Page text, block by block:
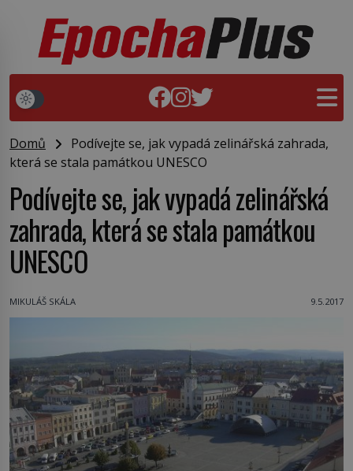
Domů
Podívejte se, jak vypadá zelinářská zahrada,
která se stala památkou UNESCO
Podívejte se, jak vypadá zelinářská
zahrada, která se stala památkou
UNESCO
MIKULÁŠ SKÁLA 9.5.2017